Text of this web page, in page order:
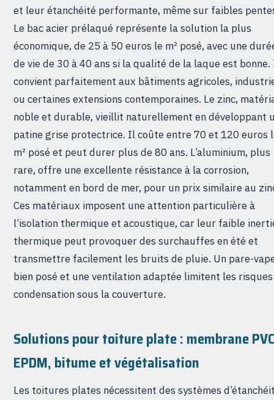
et leur étanchéité performante, même sur faibles
Le bac acier prélaqué représente la solution la plus
économique, de 25 à 50 euros le m² posé, avec une
de vie de 30 à 40 ans si la qualité de la laque est
convient parfaitement aux bâtiments agricoles,
ou certaines extensions contemporaines. Le zinc,
noble et durable, vieillit naturellement en développant
patine grise protectrice. Il coûte entre 70 et 120 euros
m² posé et peut durer plus de 80 ans. L’aluminium, plus
rare, offre une excellente résistance à la corrosion,
notamment en bord de mer, pour un prix similaire au
Ces matériaux imposent une attention particulière à
l’isolation thermique et acoustique, car leur faible
thermique peut provoquer des surchauffes en été et
transmettre facilement les bruits de pluie. Un pare-
bien posé et une ventilation adaptée limitent les
condensation sous la couverture.
Solutions pour toiture plate : membrane
EPDM, bitume et végétalisation
Les toitures plates nécessitent des systèmes